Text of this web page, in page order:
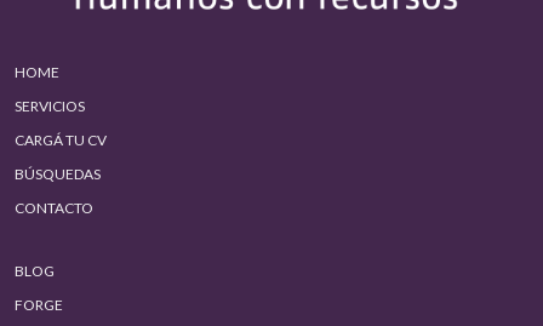
HOME
SERVICIOS
CARGÁ TU CV
BÚSQUEDAS
CONTACTO
BLOG
FORGE